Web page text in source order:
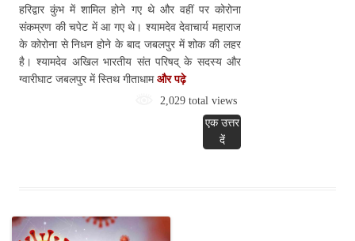
हरिद्वार कुंभ में शामिल होने गए थे और वहीं पर कोरोना
संकम्रण की चपेट में आ गए थे। श्यामदेव देवाचार्य महाराज
के कोरोना से निधन होने के बाद जबलपुर में शोक की लहर
है। श्यामदेव अखिल भारतीय संत परिषद् के सदस्य और
ग्वारीघाट जबलपुर में स्तिथ गीताधाम और पढ़े
2,029 total views
एक उत्तर
दें